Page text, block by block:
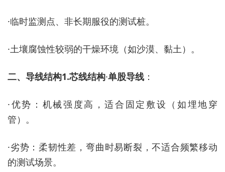
·临时监测点、非长期服役的测试桩。
·土壤腐蚀性较弱的干燥环境（如沙漠、黏土）。
二、导线结构1.芯线结构·单股导线 ：
·优势：机械强度高，适合固定敷设（如埋地穿
管）。
·劣势：柔韧性差，弯曲时易断裂，不适合频繁移动
的测试场景。